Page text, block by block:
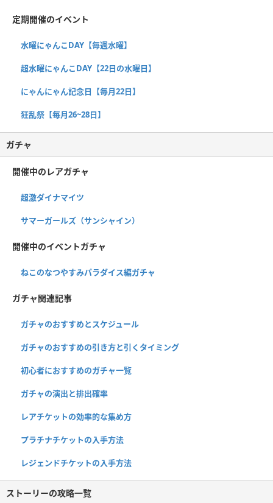
定期開催のイベント
水曜にゃんこDAY【毎週水曜】
超水曜にゃんこDAY【22日の水曜日】
にゃんにゃん記念日【毎月22日】
狂乱祭【毎月26~28日】
ガチャ
開催中のレアガチャ
超激ダイナマイツ
サマーガールズ（サンシャイン）
開催中のイベントガチャ
ねこのなつやすみパラダイス編ガチャ
ガチャ関連記事
ガチャのおすすめとスケジュール
ガチャのおすすめの引き方と引くタイミング
初心者におすすめのガチャ一覧
ガチャの演出と排出確率
レアチケットの効率的な集め方
プラチナチケットの入手方法
レジェンドチケットの入手方法
ストーリーの攻略一覧